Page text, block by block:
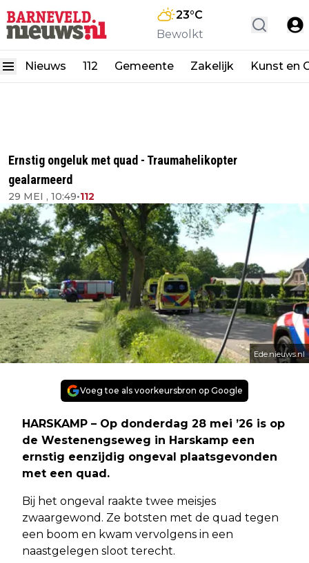
23°C
Bewolkt
Nieuws 112 Gemeente Zakelijk Kunst en
Ernstig ongeluk met quad - Traumahelikopter
gealarmeerd
29 MEI , 10:49•112
Ede.nieuws.nl
Voeg toe als voorkeursbron op Google
HARSKAMP – Op donderdag 28 mei ’26 is op
de Westenengseweg in Harskamp een
ernstig eenzijdig ongeval plaatsgevonden
met een quad.
Bij het ongeval raakte twee meisjes
zwaargewond. Ze botsten met de quad tegen
een boom en kwam vervolgens in een
naastgelegen sloot terecht.